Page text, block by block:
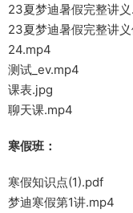
23夏梦迪暑假完整讲
23夏梦迪暑假完整讲
24.mp4
测试_ev.mp4
课表.jpg
聊天课.mp4
寒假班：
寒假知识点(1).pdf
梦迪寒假第1讲.mp4